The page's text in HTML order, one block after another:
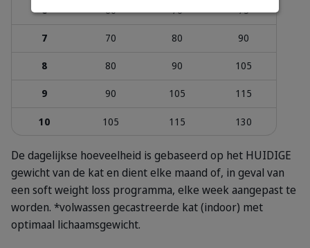
6 60 70 75
7 70 80 90
8 80 90 105
9 90 105 115
10 105 115 130
De dagelijkse hoeveelheid is gebaseerd op het HUIDIGE
gewicht van de kat en dient elke maand of, in geval van
een soft weight loss programma, elke week aangepast te
worden. *volwassen gecastreerde kat (indoor) met
optimaal lichaamsgewicht.